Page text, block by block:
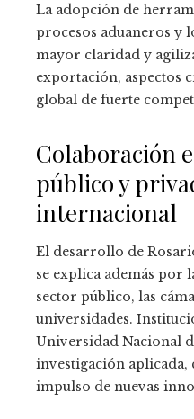
La adopción de
procesos aduaneros y
mayor claridad y
exportación, aspectos
global de fuerte
Colaboración
público y
internacional
El desarrollo de
se explica además por
sector público, las
universidades.
Universidad Nacional
investigación aplicada,
impulso de nuevas